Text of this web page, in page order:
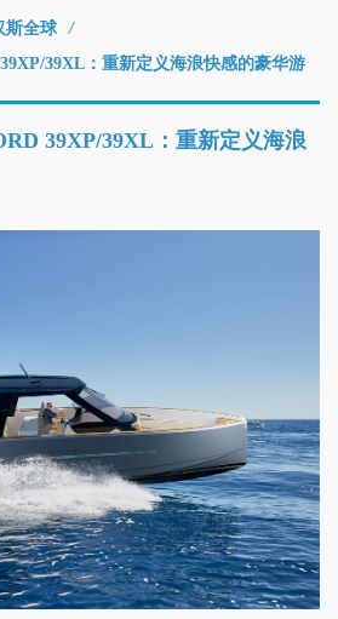
斯全球 /
39XL：重新定义海浪快感的豪华游
39XP/39XL：重新定义海浪